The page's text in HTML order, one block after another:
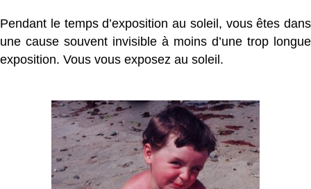
Pendant le temps d’exposition au soleil, vous êtes dans
une cause souvent invisible à moins d’une trop longue
exposition. Vous vous exposez au soleil.